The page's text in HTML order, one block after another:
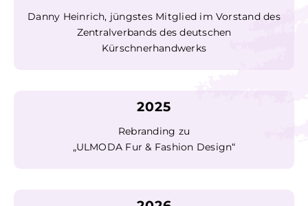
Danny Heinrich, jüngstes Mitglied im Vorstand des
Zentralverbands des deutschen
Kürschnerhandwerks
2025
Rebranding zu
„ULMODA Fur & Fashion Design“